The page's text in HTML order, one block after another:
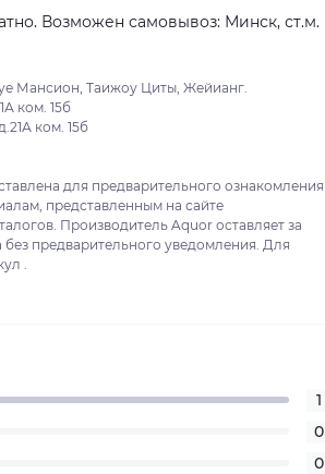
Возможен самовывоз: Минск, ст.м.
Мансион, Таижоу Циты, Жейианг.
ком. 15б
ком. 15б
для предварительного ознакомления
представленным на сайте
Производитель Aquor оставляет за
предварительного уведомления. Для
.
1
0
0